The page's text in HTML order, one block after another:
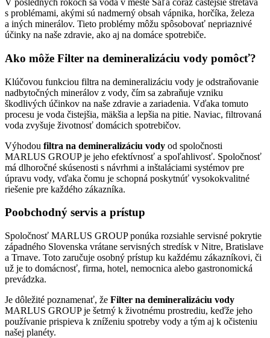
V posledných rokoch sa voda v meste Šaľa čoraz častejšie stretáva
s problémami, akými sú nadmerný obsah vápnika, horčíka, železa
a iných minerálov. Tieto problémy môžu spôsobovať nepriaznivé
účinky na naše zdravie, ako aj na domáce spotrebiče.
Ako môže Filter na demineralizáciu vody pomôcť?
Klúčovou funkciou filtra na demineralizáciu vody je odstraňovanie
nadbytočných minerálov z vody, čím sa zabraňuje vzniku
škodlivých účinkov na naše zdravie a zariadenia. Vďaka tomuto
procesu je voda čistejšia, mäkšia a lepšia na pitie. Naviac, filtrovaná
voda zvyšuje životnosť domácich spotrebičov.
Výhodou filtra na demineralizáciu vody od spoločnosti
MARLUS GROUP je jeho efektívnosť a spoľahlivosť. Spoločnosť
má dlhoročné skúsenosti s návrhmi a inštaláciami systémov pre
úpravu vody, vďaka čomu je schopná poskytnúť vysokokvalitné
riešenie pre každého zákazníka.
Poobchodný servis a prístup
Spoločnosť MARLUS GROUP ponúka rozsiahle servisné pokrytie
západného Slovenska vrátane servisných stredísk v Nitre, Bratislave
a Trnave. Toto zaručuje osobný prístup ku každému zákazníkovi, či
už je to domácnosť, firma, hotel, nemocnica alebo gastronomická
prevádzka.
Je dôležité poznamenať, že Filter na demineralizáciu vody
MARLUS GROUP je šetrný k životnému prostrediu, keďže jeho
používanie prispieva k zníženiu spotreby vody a tým aj k očisteniu
našej planéty.